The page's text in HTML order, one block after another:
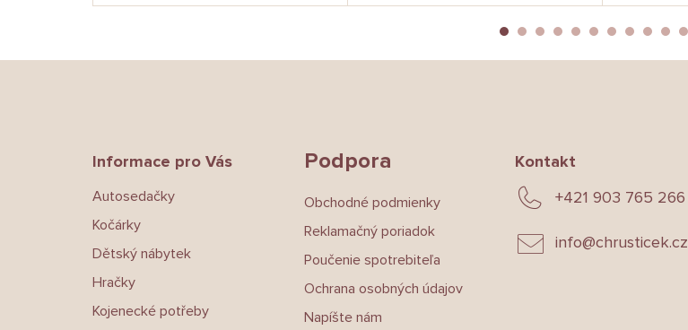
Informace pro Vás
Autosedačky
Kočárky
Dětský nábytek
Hračky
Kojenecké potřeby
Podpora
Obchodné podmienky
Reklamačný poriadok
Poučenie spotrebiteľa
Ochrana osobných údajov
Napíšte nám
Kontakt
info@chrusticek.cz
+421 903 765 266